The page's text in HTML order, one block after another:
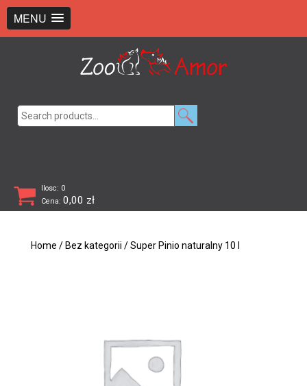
MENU
Ilosc: 0
Cena: 0,00 zł
Home / Bez kategorii / Super Pinio naturalny 10 l